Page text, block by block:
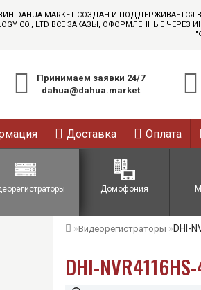
DAHUA.MARKET СОЗДАН И
CO., LTD ВСЕ ЗАКАЗЫ, ОФОРМЛЕННЫЕ
Принимаем заявки 24/7
dahua@dahua.market
Доставка Оплата
Домофония
Видеорегистраторы DHI-
DHI-